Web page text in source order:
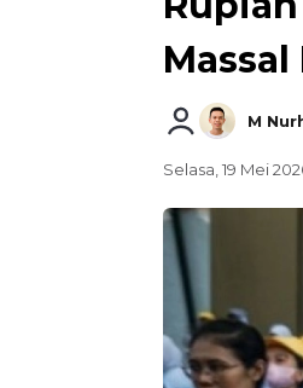
M
Selasa, 19 Mei